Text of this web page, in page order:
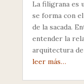
La filigrana es
se forma con
de la sacada.
entender la
arquitectura
leer más…